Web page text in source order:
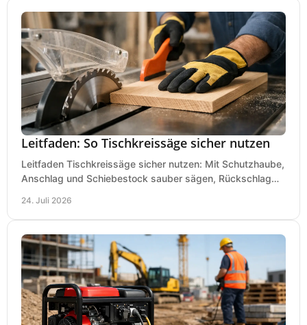
Leitfaden: So Tischkreissäge sicher nutzen
Leitfaden Tischkreissäge sicher nutzen: Mit Schutzhaube,
Anschlag und Schiebestock sauber sägen, Rückschlag
24. Juli 2026